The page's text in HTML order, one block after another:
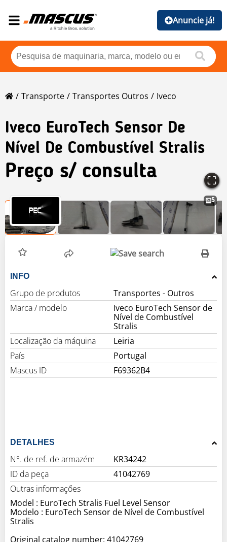
Anuncie já!
Transporte Transportes Outros Iveco
Iveco EuroTech Sensor De
Nível De Combustível Stralis
Preço s/ consulta
5
INFO
Grupo de produtos
Marca / modelo
Iveco EuroTech Sensor de
Nível de Combustível
Stralis
Localização da máquina
Leiria
País
Portugal
Mascus ID
F69362B4
DETALHES
N°. de ref. de armazém
KR34242
ID da peça
41042769
Outras informaçőes
Model : EuroTech Stralis Fuel Level Sensor
Modelo : EuroTech Sensor de Nível de Combustível
Stralis
Original catalog number: 41042769